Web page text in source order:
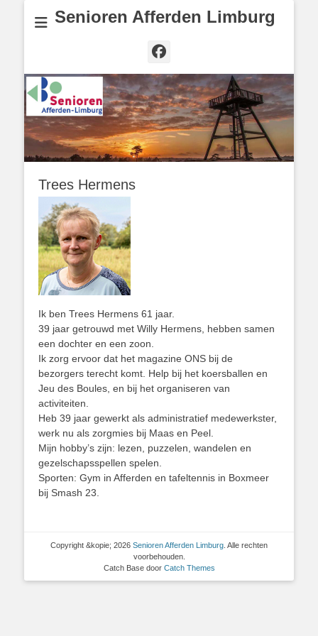
Senioren Afferden Limburg
Facebook
Trees Hermens
Ik ben Trees Hermens 61 jaar.
39 jaar getrouwd met Willy Hermens, hebben samen
een dochter en een zoon.
Ik zorg ervoor dat het magazine ONS bij de
bezorgers terecht komt. Help bij het koersballen en
Jeu des Boules, en bij het organiseren van
activiteiten.
Heb 39 jaar gewerkt als administratief medewerkster,
werk nu als zorgmies bij Maas en Peel.
Mijn hobby’s zijn: lezen, puzzelen, wandelen en
gezelschapsspellen spelen.
Sporten: Gym in Afferden en tafeltennis in Boxmeer
bij Smash 23.
Copyright &kopie; 2026 Senioren Afferden Limburg . Alle rechten
voorbehouden.
Catch Base door Catch Themes